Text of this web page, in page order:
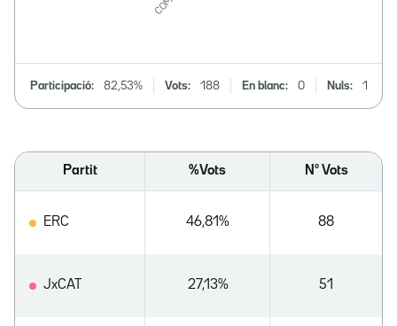
Participació: 82,53% Vots: 188 En blanc: 0 Nuls: 1
Partit %Vots Nº Vots
ERC 46,81% 88
JxCAT 27,13% 51